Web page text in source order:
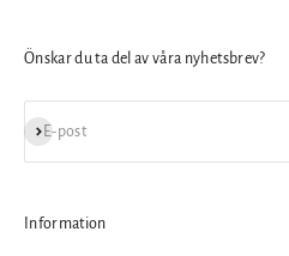
Önskar du ta del av våra nyhetsbrev?
E-post
Prenumerera
Information